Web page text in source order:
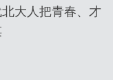
大人把青春、才